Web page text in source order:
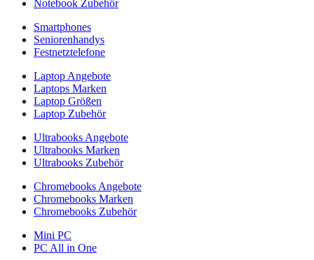
Notebook Zubehör
Smartphones
Seniorenhandys
Festnetztelefone
Laptop Angebote
Laptops Marken
Laptop Größen
Laptop Zubehör
Ultrabooks Angebote
Ultrabooks Marken
Ultrabooks Zubehör
Chromebooks Angebote
Chromebooks Marken
Chromebooks Zubehör
Mini PC
PC All in One